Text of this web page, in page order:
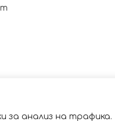
за анализ на трафика.